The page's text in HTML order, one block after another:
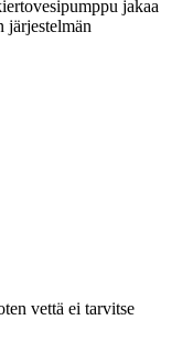
jakaa
järjestelmän
vettä ei tarvitse